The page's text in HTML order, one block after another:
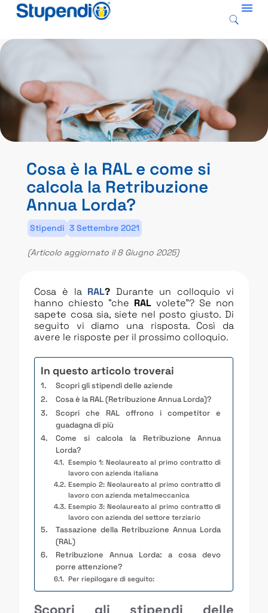
Cosa è la RAL e come si
calcola la Retribuzione
Annua Lorda?
Stipendi 3 Settembre 2021
(Articolo aggiornato il 8 Giugno 2025)
Cosa è la RAL? Durante un colloquio vi
hanno chiesto “che RAL volete”? Se non
sapete cosa sia, siete nel posto giusto. Di
seguito vi diamo una risposta. Così da
avere le risposte per il prossimo colloquio.
In questo articolo troverai
Scopri gli stipendi delle aziende
Cosa è la RAL (Retribuzione Annua Lorda)?
Scopri che RAL offrono i competitor e
guadagna di più
Come si calcola la Retribuzione Annua
Lorda?
Esempio 1: Neolaureato al primo contratto di
lavoro con azienda italiana
Esempio 2: Neolaureato al primo contratto di
lavoro con azienda metalmeccanica
Esempio 3: Neolaureato al primo contratto di
lavoro con azienda del settore terziario
Tassazione della Retribuzione Annua Lorda
(RAL)
Retribuzione Annua Lorda: a cosa devo
porre attenzione?
Per riepilogare di seguito:
Scopri gli stipendi delle